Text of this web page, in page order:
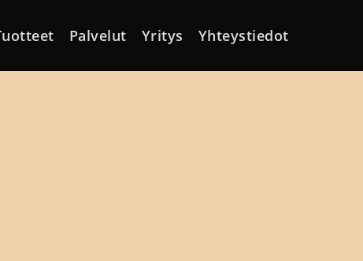
Palvelut Yritys Yhteystiedot